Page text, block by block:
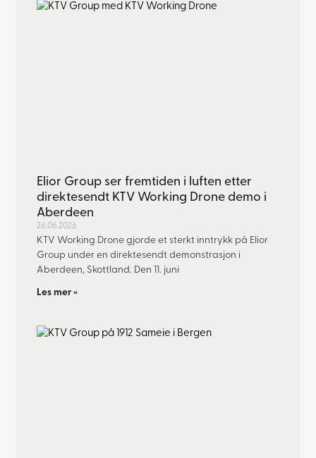
Elior Group ser fremtiden i luften etter
direktesendt KTV Working Drone demo i
Aberdeen
26.06.2026
KTV Working Drone gjorde et sterkt inntrykk på Elior
Group under en direktesendt demonstrasjon i
Aberdeen, Skottland. Den 11. juni
Les mer »